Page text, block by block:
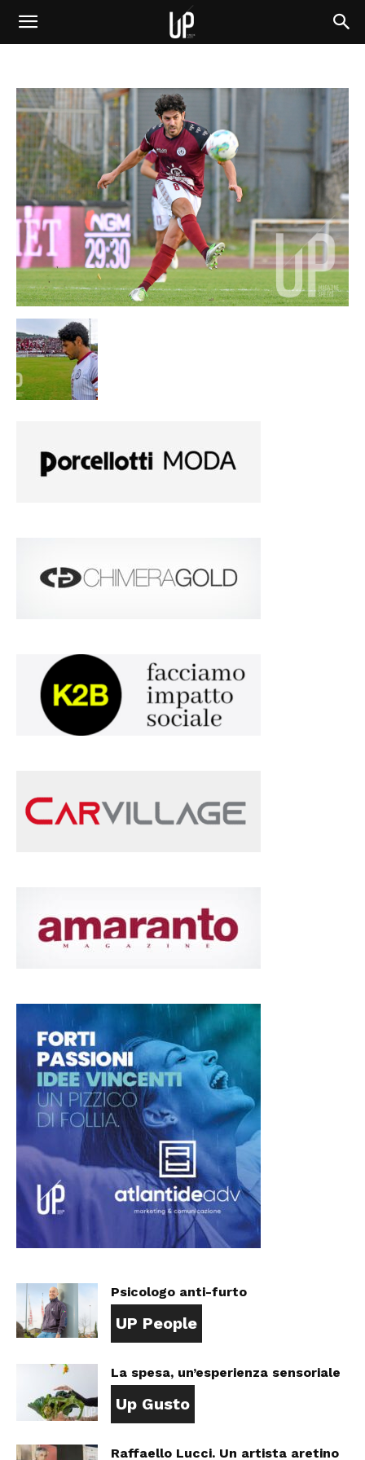
Psicologo anti-furto
UP People
La spesa, un’esperienza sensoriale
Up Gusto
Raffaello Lucci. Un artista aretino